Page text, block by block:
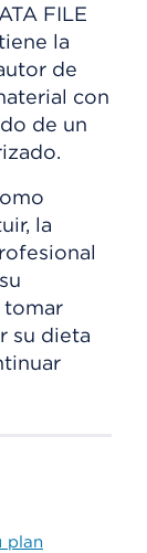
FILE
la
de
con
de un
la
tomar
su dieta
plan